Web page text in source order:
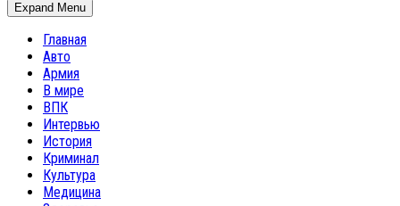
Expand Menu
Главная
Авто
Армия
В мире
ВПК
Интервью
История
Криминал
Культура
Медицина